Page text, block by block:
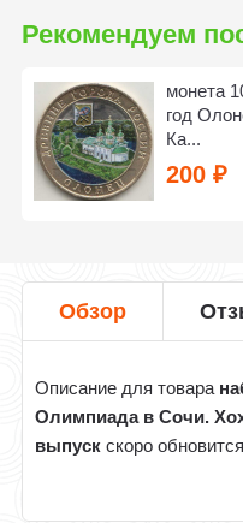
Рекомендуем
монета
год
Ка...
200₽
Обзор
Описание для товара
Олимпиада в Сочи.
выпуск скоро обновится